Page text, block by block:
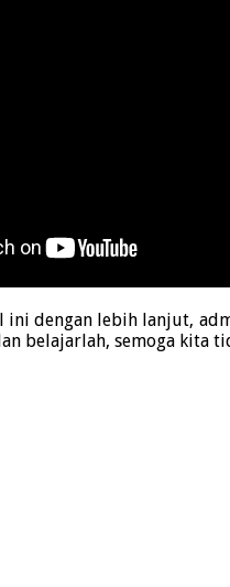
ini dengan lebih lanjut,
belajarlah, semoga kita